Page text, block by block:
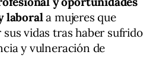
laborala mujeres que
vidas tras haber sufrido
y vulneración de